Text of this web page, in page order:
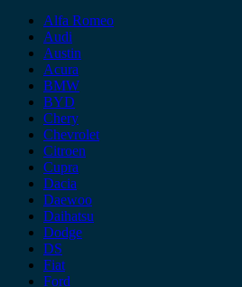
Alfa Romeo
Audi
Austin
Acura
BMW
BYD
Chery
Chevrolet
Citroen
Cupra
Dacia
Daewoo
Daihatsu
Dodge
DS
Fiat
Ford